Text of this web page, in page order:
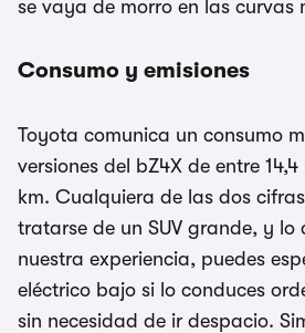
se vaya de morro en las curvas
Consumo y emisiones
Toyota comunica un consumo
versiones del bZ4X de entre
km. Cualquiera de las dos
tratarse de un SUV grande, y lo
nuestra experiencia, puedes
eléctrico bajo si lo conduces
sin necesidad de ir despacio.